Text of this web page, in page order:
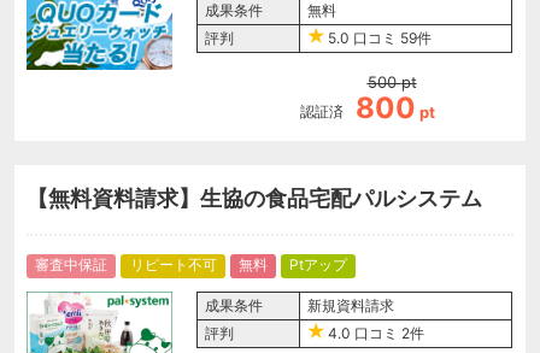
成果条件
無料
評判
5.0 口コミ 59件
認証済
500 pt
800 pt
【無料資料請求】生協の食品宅配パルシステム
審査中保証 リピート不可 無料 Ptアップ
成果条件
新規資料請求
評判
4.0 口コミ 2件